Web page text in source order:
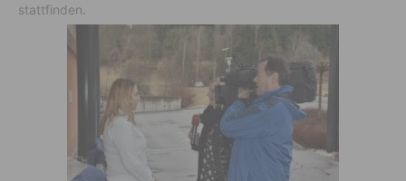
stattfinden.